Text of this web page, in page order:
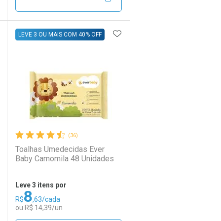
FECHAR
Ativar Desconto
FECHAR
AOS FAVORITOS
(36)
Toalhas Umedecidas Ever
Baby Camomila 48 Unidades
LEVE 3 OU MAIS COM 40% OFF
Leve 3 itens por
R$8,63/cada
ou R$ 14,39/un
ADICIONAR AOS